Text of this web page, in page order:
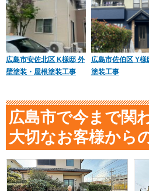
広島市安佐北区 K様邸 外
壁塗装・屋根塗装工事
広島市佐伯区 Y様
塗装工事
広島市で今まで関
大切なお客様から